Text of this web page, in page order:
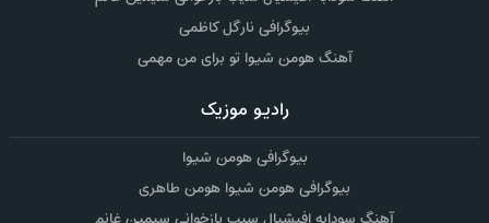
بیوگرافی نارگل کاظمی
آهنگ هومن شیوا تو برای من مهمی
رادیو موزیک
بیوگرافی هومن شیوا
بیوگرافی هومن شیوا هومن طاهری